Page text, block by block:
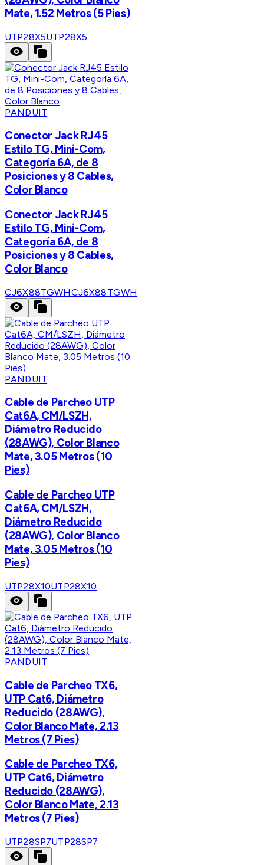
Mate, 1.52 Metros (5 Pies)
UTP28X5UTP28X5
PANDUIT
Conector Jack RJ45
Estilo TG, Mini-Com,
Categoría 6A, de 8
Posiciones y 8 Cables,
Color Blanco
Conector Jack RJ45
Estilo TG, Mini-Com,
Categoría 6A, de 8
Posiciones y 8 Cables,
Color Blanco
CJ6X88TGWHCJ6X88TGWH
PANDUIT
Cable de Parcheo UTP
Cat6A, CM/LSZH,
Diámetro Reducido
(28AWG), Color Blanco
Mate, 3.05 Metros (10
Pies)
Cable de Parcheo UTP
Cat6A, CM/LSZH,
Diámetro Reducido
(28AWG), Color Blanco
Mate, 3.05 Metros (10
Pies)
UTP28X10UTP28X10
PANDUIT
Cable de Parcheo TX6,
UTP Cat6, Diámetro
Reducido (28AWG),
Color Blanco Mate, 2.13
Metros (7 Pies)
Cable de Parcheo TX6,
UTP Cat6, Diámetro
Reducido (28AWG),
Color Blanco Mate, 2.13
Metros (7 Pies)
UTP28SP7UTP28SP7